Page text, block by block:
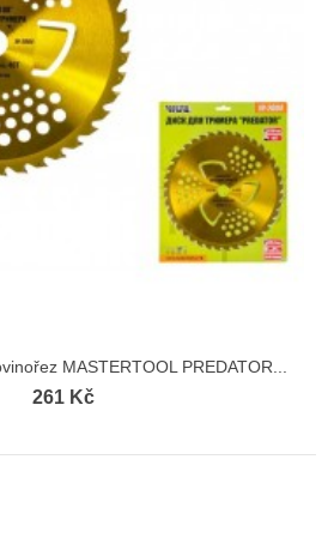
MASTERTOOL PREDATOR...
261 Kč